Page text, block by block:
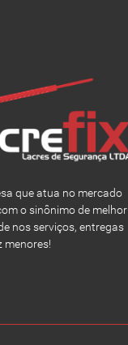
que atua no mercado
o sinônimo de melhor
nos serviços, entregas
menores!